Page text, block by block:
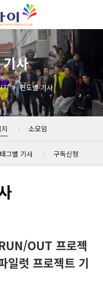
사
지 연도별 기사
소모임
태그별 기사 구독신청
OUT 프로젝
럿 프로젝트 기